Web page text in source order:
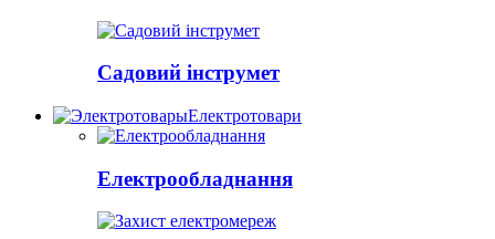
Садовий інструмет
Електротовари
Електрообладнання